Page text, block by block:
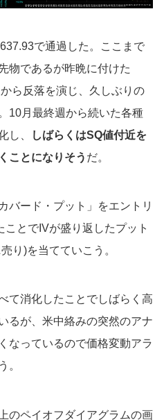
で通過した。ここまで
物であるが昨晩に付けた
ら反落を演じ、久しぶりの
10月最終週から続いた各種
し、
しばらくはSQ値付近を
ことになりそう だ。
バード・プット」をエントリ
とでIVが盛り返したプット
り)を当てていこう。
て消化したことでしばらく高
るが、米中絡みの突然のアナ
なっているので価格変動アラ
。
のペイオフダイアグラムの画